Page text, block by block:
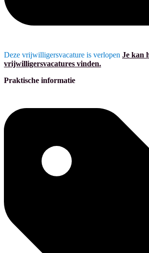
Deze vrijwilligersvacature is verlopen Je kan
vrijwilligersvacatures vinden.
Praktische informatie